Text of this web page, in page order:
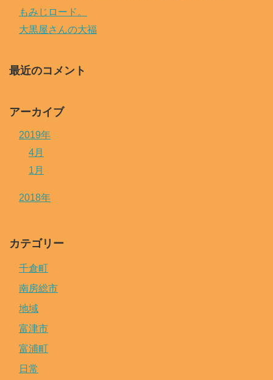
もみじロード。
大黒屋さんの大福
最近のコメント
アーカイブ
2019年
4月
1月
2018年
カテゴリー
千倉町
南房総市
地域
富津市
富浦町
日常